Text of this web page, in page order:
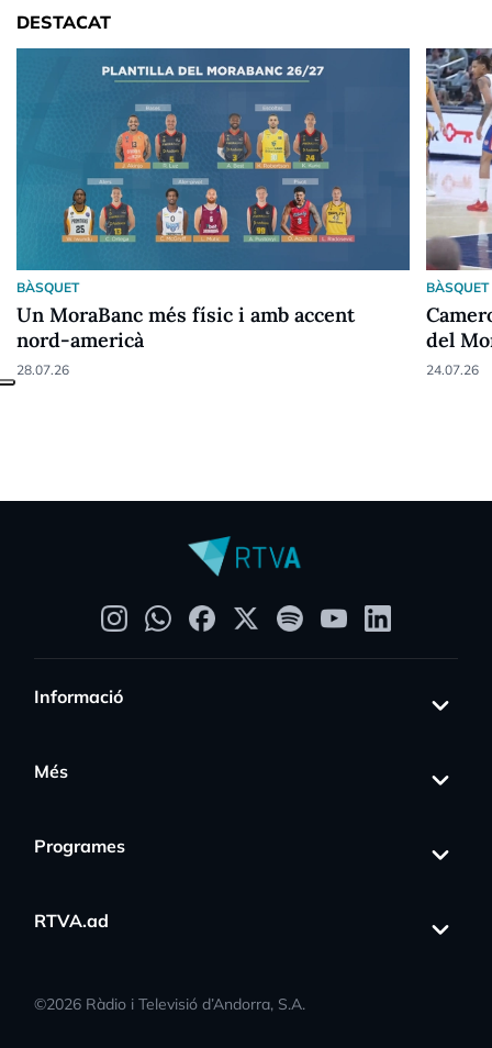
DESTACAT
BÀSQUET
Un MoraBanc més físic i amb accent
nord-americà
28.07.26
BÀSQUET
del
24.07.26
Informació
Més
Programes
RTVA.ad
©2026 Ràdio i Televisió d’Andorra, S.A.